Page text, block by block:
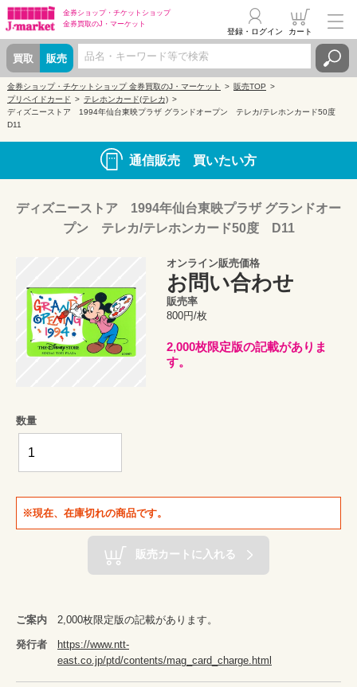
金券ショップ・ チケットショップ
金券買取のJ・マーケット
買取 販売
登録・ログイン カート
金券ショップ・チケットショップ 金券買取のJ・マーケット
販売TOP
プリペイドカード
テレホンカード(テレカ)
ディズニーストア 1994年仙台東映プラザ グランドオープン テレカ/テレホンカード50度
D11
通信販売 買いたい方
ディズニーストア 1994年仙台東映プラザ グランドオー
プン テレカ/テレホンカード50度 D11
オンライン販売価格
お問い合わせ
販売率
800円/枚
2,000枚限定版の記載がありま
す。
数量
※現在、在庫切れの商品です。
販売カートに入れる
ご案内 2,000枚限定版の記載があります。
発行者
https://www.ntt-
east.co.jp/ptd/contents/mag_card_charge.html